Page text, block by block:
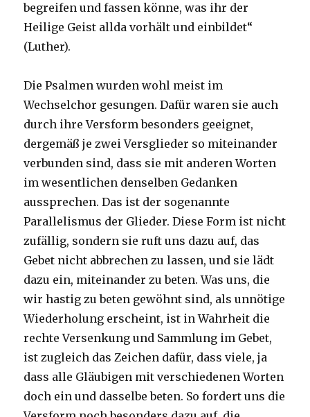
begreifen und fassen könne, was ihr der
Heilige Geist allda vorhält und einbildet“
(Luther).
Die Psalmen wurden wohl meist im
Wechselchor gesungen. Dafür waren sie auch
durch ihre Versform besonders geeignet,
dergemäß je zwei Versglieder so miteinander
verbunden sind, dass sie mit anderen Worten
im wesentlichen denselben Gedanken
aussprechen. Das ist der sogenannte
Parallelismus der Glieder. Diese Form ist nicht
zufällig, sondern sie ruft uns dazu auf, das
Gebet nicht abbrechen zu lassen, und sie lädt
dazu ein, miteinander zu beten. Was uns, die
wir hastig zu beten gewöhnt sind, als unnötige
Wiederholung erscheint, ist in Wahrheit die
rechte Versenkung und Sammlung im Gebet,
ist zugleich das Zeichen dafür, dass viele, ja
dass alle Gläubigen mit verschiedenen Worten
doch ein und dasselbe beten. So fordert uns die